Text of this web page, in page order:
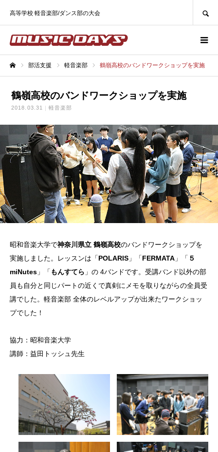
高等学校 軽音楽部/ダンス部の大会
部活支援 軽音楽部 鶴嶺高校のバンドワークショップを実施
鶴嶺高校のバンドワークショップを実施
2018.03.31 軽音楽部
昭和音楽大学で神奈川県立 鶴嶺高校のバンドワークショップを
実施しました。レッスンは「POLARIS 」「FERMATA 」「 ５
miNutes 」「 もんすてら 」の 4バンドです。受講バンド以外の部
員も自分と同じパートの近くで真剣にメモを取りながらの全員受
講でした。軽音楽部 全体のレベルアップが出来たワークショッ
プでした！
協力：昭和音楽大学
講師：益田トッシュ先生